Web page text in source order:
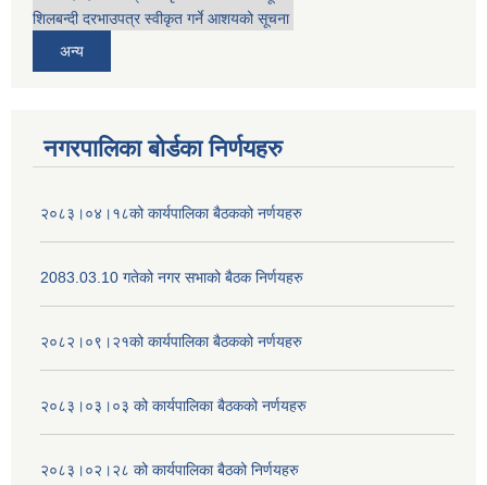
शिलबन्दी दरभाउपत्र स्वीकृत गर्ने आशयको सूचना
अन्य
नगरपालिका बोर्डका निर्णयहरु
२०८३।०४।१८को कार्यपालिका बैठकको नर्णयहरु
2083.03.10 गतेको नगर सभाको बैठक निर्णयहरु
२०८२।०९।२१को कार्यपालिका बैठकको नर्णयहरु
२०८३।०३।०३ को कार्यपालिका बैठकको नर्णयहरु
२०८३।०२।२८ को कार्यपालिका बैठको निर्णयहरु